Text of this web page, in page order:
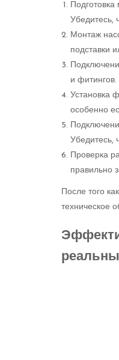
Подготовка
Убедитесь,
Монтаж
подставки
и фитингов.
Установка
особенно
Убедитесь,
Проверка
правильно
После того
техническое